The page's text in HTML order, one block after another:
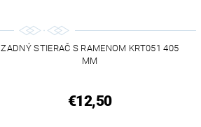
ZADNÝ STIERAČ S RAMENOM KRT051 405
MM
€12,50